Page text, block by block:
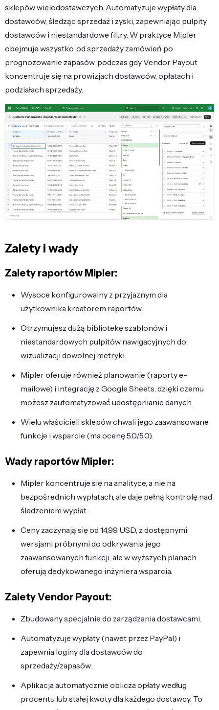
sklepów wielodostawczych. Automatyzuje wypłaty dla
dostawców, śledząc sprzedaż i zyski, zapewniając pulpity
dostawców i niestandardowe filtry. W praktyce Mipler
obejmuje wszystko, od sprzedaży zamówień po
prognozowanie zapasów, podczas gdy Vendor Payout
koncentruje się na prowizjach dostawców, opłatach i
podziałach sprzedaży.
Zalety i wady
Zalety raportów Mipler:
Wysoce konfigurowalny z przyjaznym dla
użytkownika kreatorem raportów.
Otrzymujesz dużą bibliotekę szablonów i
niestandardowych pulpitów nawigacyjnych do
wizualizacji dowolnej metryki.
Mipler oferuje również planowanie (raporty e-
mailowe) i integrację z Google Sheets, dzięki czemu
możesz zautomatyzować udostępnianie danych.
Wielu właścicieli sklepów chwali jego zaawansowane
funkcje i wsparcie (ma ocenę 5.0/5.0).
Wady raportów Mipler:
Mipler koncentruje się na analityce, a nie na
bezpośrednich wypłatach, ale daje pełną kontrolę nad
śledzeniem wypłat.
Ceny zaczynają się od 14,99 USD, z dostępnymi
wersjami próbnymi do odkrywania jego
zaawansowanych funkcji, ale w wyższych planach
oferują dedykowanego inżyniera wsparcia.
Zalety Vendor Payout:
Zbudowany specjalnie do zarządzania dostawcami.
Automatyzuje wypłaty (nawet przez PayPal) i
zapewnia loginy dla dostawców do
sprzedaży/zapasów.
Aplikacja automatycznie oblicza opłaty według
procentu lub stałej kwoty dla każdego dostawcy. To